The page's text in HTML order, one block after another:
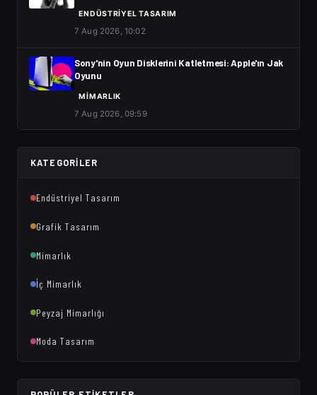
ENDÜSTRIYEL TASARIM
7 Aug 2026, 10:02
Sony'nin Oyun Disklerini Katletmesi: Apple'ın Jak
Oyunu
MIMARLIK
7 Aug 2026, 09:59
KATEGORILER
Endüstriyel Tasarım
Grafik Tasarım
Mimarlık
İç Mimarlık
Peyzaj Mimarlığı
Moda Tasarım